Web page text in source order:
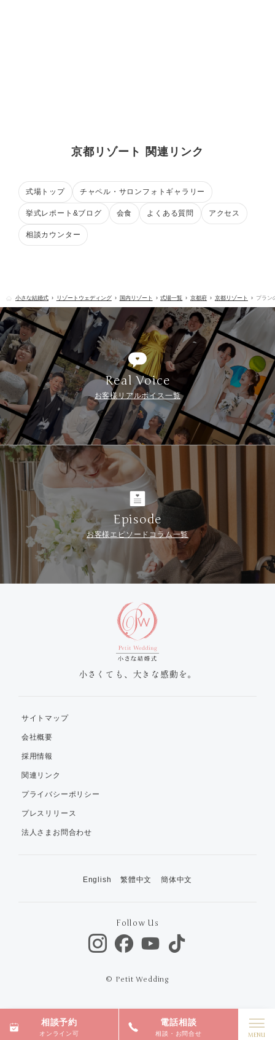
京都リゾート 関連リンク
式場トップ チャペル・サロンフォトギャラリー
挙式レポート&ブログ 会食 よくある質問 アクセス
相談カウンター
小さな結婚式 リゾートウェディング 国内リゾート 式場一覧 京都府 京都リゾート プラン
相談予約
オンライン可
電話相談
相談・お問合せ
Real Voice
お客様リアルボイス一覧
Episode
お客様エピソードコラム一覧
小さくても、大きな感動を。
サイトマップ
会社概要
採用情報
関連リンク
プライバシーポリシー
プレスリリース
法人さまお問合わせ
English 繁體中文 簡体中文
Follow Us
© Petit Wedding